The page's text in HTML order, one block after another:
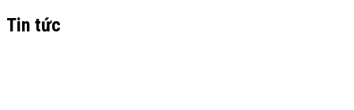
Tin tức